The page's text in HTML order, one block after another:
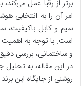
برتر از رقبا عمل
امر آن را به انتخابی
سیم و کابل باکیفیت،
است. با توجه به
و ساختمانی، بررسی
در این مقاله، به
روشنی از جایگاه این